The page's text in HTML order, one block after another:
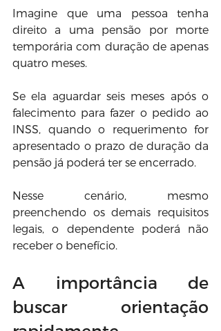
Imagine que uma pessoa tenha
direito a uma pensão por morte
temporária com duração de apenas
quatro meses.
Se ela aguardar seis meses após o
falecimento para fazer o pedido ao
INSS, quando o requerimento for
apresentado o prazo de duração da
pensão já poderá ter se encerrado.
Nesse cenário, mesmo
preenchendo os demais requisitos
legais, o dependente poderá não
receber o benefício.
A importância de
buscar orientação